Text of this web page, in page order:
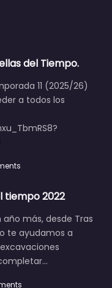
del Tiempo.
11 (2025/26)
a todos los
tiempo 2022
más, desde Tras
te ayudamos a